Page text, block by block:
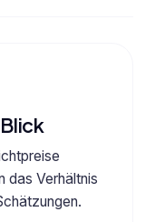
das Verhältnis